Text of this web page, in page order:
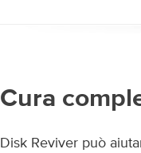
Cura
Disk Reviver può